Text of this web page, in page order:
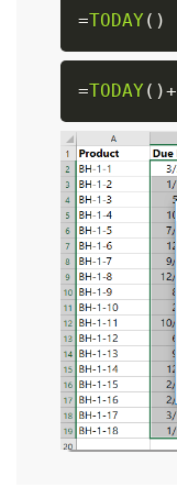
=TODAY ( )
=TODAY ( )+